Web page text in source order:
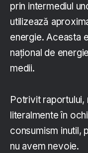
prin intermediul
utilizează
energie. Aceasta
național de
medii.
Potrivit
literalmente în
consumism inutil,
nu avem nevoie.